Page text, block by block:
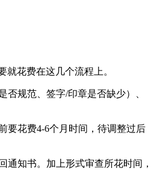
花费在这几个流程上。
规范、签字/印章是否缺少）、
要花费4-6个月时间，待调整过后
知书。加上形式审查所花时间，